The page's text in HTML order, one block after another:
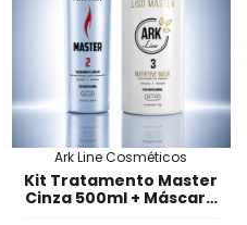
Ark Line Cosméticos
Kit Tratamento Master
Cinza 500ml + Máscara